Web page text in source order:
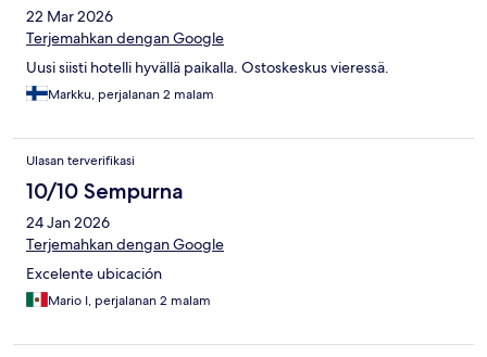
22 Mar 2026
Terjemahkan dengan Google
Uusi siisti hotelli hyvällä paikalla. Ostoskeskus vieressä.
Markku, perjalanan 2 malam
Ulasan terverifikasi
10/10 Sempurna
24 Jan 2026
Terjemahkan dengan Google
Excelente ubicación
Mario I, perjalanan 2 malam